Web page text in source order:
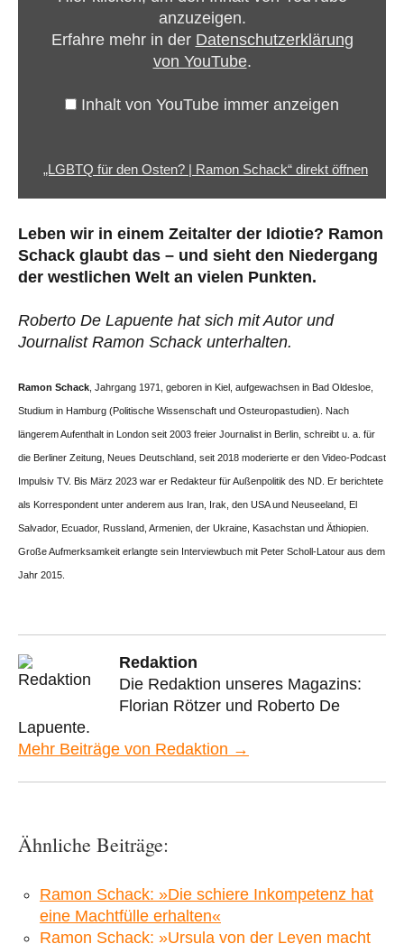
Schack“
YouTube
anzuzeigen.
Erfahre mehr in der Datenschutzerklärung
von YouTube.
Inhalt von YouTube immer anzeigen
„LGBTQ für den Osten? | Ramon Schack“ direkt öffnen
Leben wir in einem Zeitalter der Idiotie? Ramon
Schack glaubt das – und sieht den Niedergang
der westlichen Welt an vielen Punkten.
Roberto De Lapuente hat sich mit Autor und
Journalist Ramon Schack unterhalten.
Ramon Schack , Jahrgang 1971, geboren in Kiel, aufgewachsen in Bad Oldesloe,
Studium in Hamburg (Politische Wissenschaft und Osteuropastudien). Nach
längerem Aufenthalt in London seit 2003 freier Journalist in Berlin, schreibt u. a. für
die Berliner Zeitung, Neues Deutschland, seit 2018 moderierte er den Video-Podcast
Impulsiv TV. Bis März 2023 war er Redakteur für Außenpolitik des ND. Er berichtete
als Korrespondent unter anderem aus Iran, Irak, den USA und Neuseeland, El
Salvador, Ecuador, Russland, Armenien, der Ukraine, Kasachstan und Äthiopien.
Große Aufmerksamkeit erlangte sein Interviewbuch mit Peter Scholl-Latour aus dem
Jahr 2015.
Redaktion
Die Redaktion unseres Magazins:
Florian Rötzer und Roberto De
Lapuente.
Mehr Beiträge von Redaktion →
Ähnliche Beiträge:
Ramon Schack: »Die schiere Inkompetenz hat
eine Machtfülle erhalten«
Ramon Schack: »Ursula von der Leyen macht